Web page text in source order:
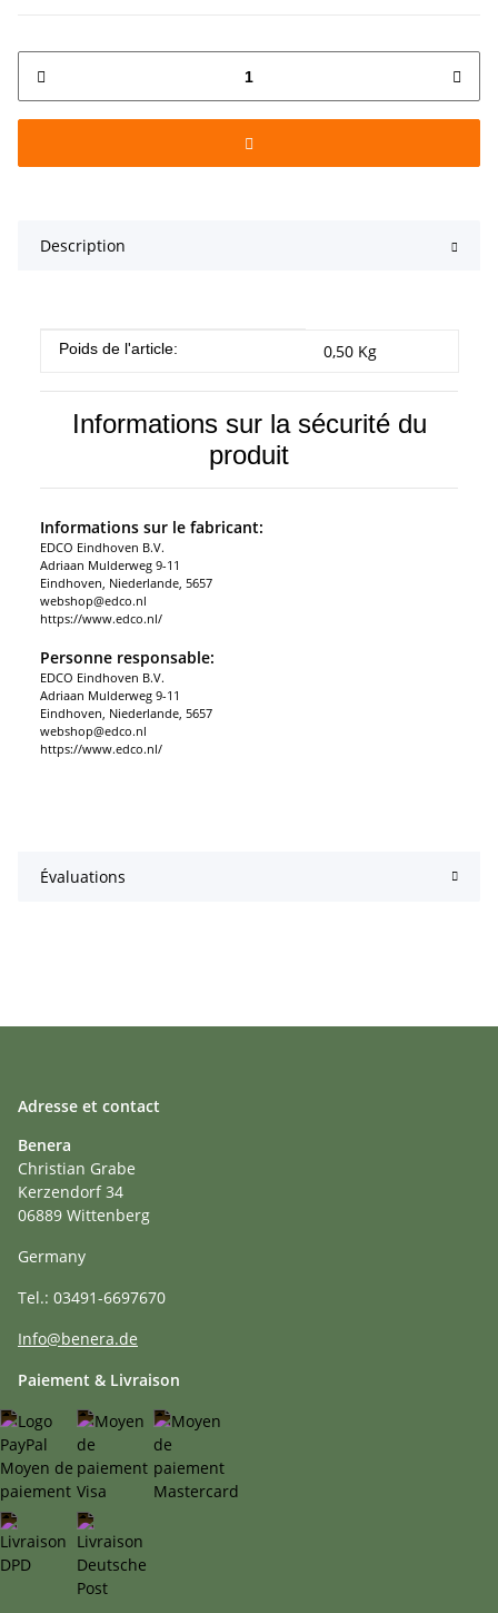
Description
#productDetails.itemInformation#
#productDetails.itemValue#
Poids de l'article: 0,50 Kg
Informations sur la sécurité du
produit
Informations sur le fabricant:
EDCO Eindhoven B.V.
Adriaan Mulderweg 9-11
Eindhoven, Niederlande, 5657
webshop@edco.nl
https://www.edco.nl/
Personne responsable:
EDCO Eindhoven B.V.
Adriaan Mulderweg 9-11
Eindhoven, Niederlande, 5657
webshop@edco.nl
https://www.edco.nl/
Évaluations
Adresse et contact
Benera
Christian Grabe
Kerzendorf 34
06889 Wittenberg
Germany
Tel.: 03491-6697670
Info@benera.de
Paiement & Livraison